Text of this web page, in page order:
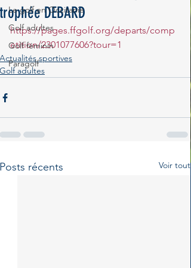
Le golf en Occitanie
Golf adultes
Golf féminin
Paragolf
trophée DEBARD
https://pages.ffgolf.org/departs/comp
etition/2301077606?tour=1
Actualités sportives
Golf adultes
Posts récents Voir tout